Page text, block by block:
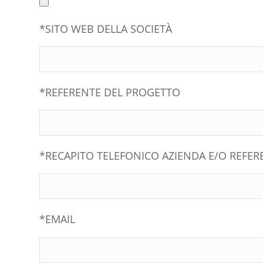
*SITO WEB DELLA SOCIETÀ
*REFERENTE DEL PROGETTO
*RECAPITO TELEFONICO AZIENDA E/O
*EMAIL